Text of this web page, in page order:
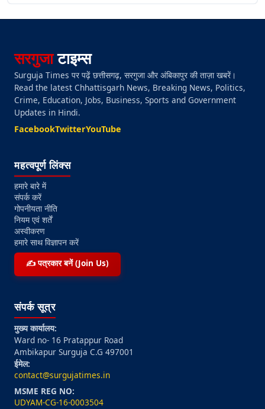
सरगुजाटाइम्स
Surguja Times पर पढ़ें छत्तीसगढ़, सरगुजा और अंबिकापुर की ताज़ा खबरें।
Read the latest Chhattisgarh News, Breaking News, Politics,
Crime, Education, Jobs, Business, Sports and Government
Updates in Hindi.
FacebookTwitterYouTube
महत्वपूर्ण लिंक्स
हमारे बारे में
संपर्क करें
गोपनीयता नीति
नियम एवं शर्तें
अस्वीकरण
हमारे साथ विज्ञापन करें
✍️ पत्रकार बनें (Join Us)
संपर्क सूत्र
मुख्य कार्यालय:
Ward no- 16 Pratappur Road
Ambikapur Surguja C.G 497001
ईमेल:
contact@surgujatimes.in
MSME REG NO:
UDYAM-CG-16-0003504